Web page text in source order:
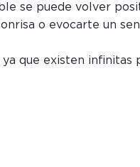
se puede volver
o evocarte un
que existen infinitas